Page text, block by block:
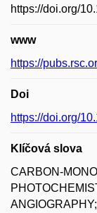
https://doi.org/
www
https://
Doi
https://doi.org/
Klíčová slova
CARBON-